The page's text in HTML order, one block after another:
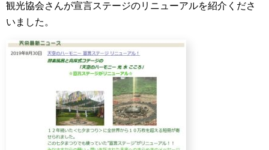
観光協会さんが宣言ステージのリニューアルを紹介くださ
いました。